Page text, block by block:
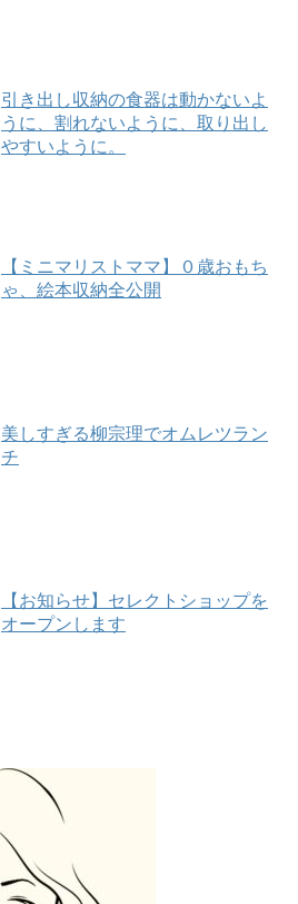
引き出し収納の食器は動かないよ
うに、割れないように、取り出し
やすいように。
【ミニマリストママ】０歳おもち
ゃ、絵本収納全公開
美しすぎる柳宗理でオムレツラン
チ
【お知らせ】セレクトショップを
オープンします